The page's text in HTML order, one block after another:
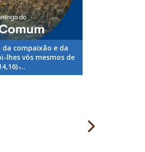
da compaixão e da
lhes vós mesmos de
̵...